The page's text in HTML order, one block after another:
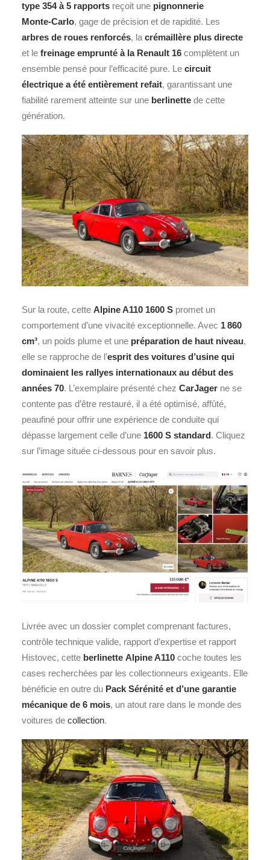
type 354 à 5 rapports reçoit une pignonnerie
Monte‑Carlo, gage de précision et de rapidité. Les
arbres de roues renforcés, la crémaillère plus directe
et le freinage emprunté à la Renault 16 complètent un
ensemble pensé pour l’efficacité pure. Le circuit
électrique a été entièrement refait, garantissant une
fiabilité rarement atteinte sur une berlinette de cette
génération.
Sur la route, cette Alpine A110 1600 S promet un
comportement d’une vivacité exceptionnelle. Avec 1 860
cm³, un poids plume et une préparation de haut niveau,
elle se rapproche de l’esprit des voitures d’usine qui
dominaient les rallyes internationaux au début des
années 70. L’exemplaire présenté chez CarJager ne se
contente pas d’être restauré, il a été optimisé, affûté,
peaufiné pour offrir une expérience de conduite qui
dépasse largement celle d’une 1600 S standard. Cliquez
sur l’image située ci-dessous pour en savoir plus.
Livrée avec un dossier complet comprenant factures,
contrôle technique valide, rapport d’expertise et rapport
Histovec, cette berlinette Alpine A110 coche toutes les
cases recherchées par les collectionneurs exigeants. Elle
bénéficie en outre du Pack Sérénité et d’une garantie
mécanique de 6 mois, un atout rare dans le monde des
voitures de collection.